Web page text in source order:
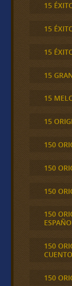
15
15
15
15
15
15
150
150
150
150
150
150